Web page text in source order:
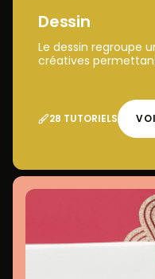
Dessin
Le dessin regroupe
créatives permettant
28 TUTORIELS